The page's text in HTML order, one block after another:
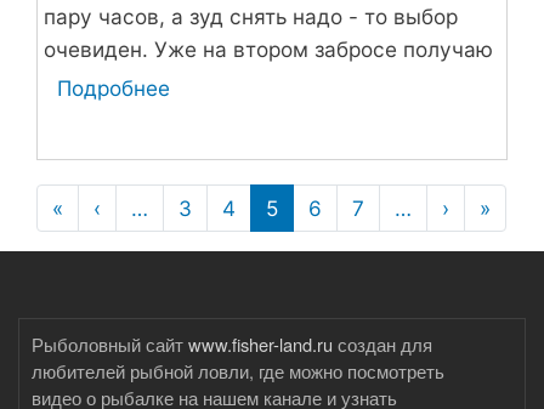
пару часов, а зуд снять надо - то выбор
очевиден. Уже на втором забросе получаю
четкий и хлесткий удар,несколько секунд
Подробнее
забыть
на
время
про
Нумерация
страниц
« Первая
страница
‹ Предыдущая
страница
… 3 4 5 6 7 … › »
Рыболовный сайтwww.fisher-land.ru создан для
любителей рыбной ловли, где можно посмотреть
видео о рыбалке на нашем канале и узнать